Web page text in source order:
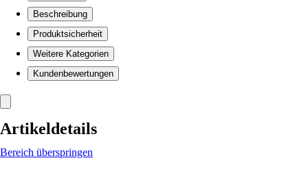
Beschreibung
Produktsicherheit
Weitere Kategorien
Kundenbewertungen
Artikeldetails
Bereich überspringen